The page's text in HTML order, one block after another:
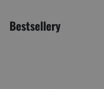
Bestsellery